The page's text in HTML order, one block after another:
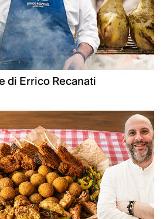
di Errico Recanati